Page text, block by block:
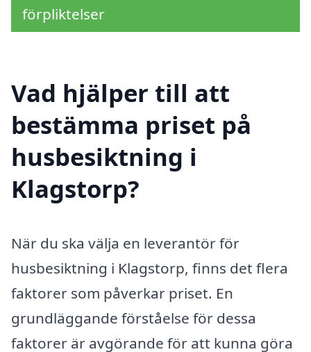
förpliktelser
Vad hjälper till att
bestämma priset på
husbesiktning i
Klagstorp?
När du ska välja en leverantör för
husbesiktning i Klagstorp, finns det flera
faktorer som påverkar priset. En
grundläggande förståelse för dessa
faktorer är avgörande för att kunna göra